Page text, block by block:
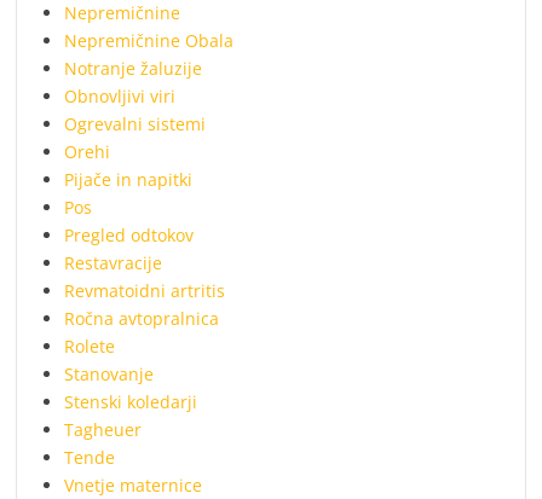
Nepremičnine
Nepremičnine Obala
Notranje žaluzije
Obnovljivi viri
Ogrevalni sistemi
Orehi
Pijače in napitki
Pos
Pregled odtokov
Restavracije
Revmatoidni artritis
Ročna avtopralnica
Rolete
Stanovanje
Stenski koledarji
Tagheuer
Tende
Vnetje maternice